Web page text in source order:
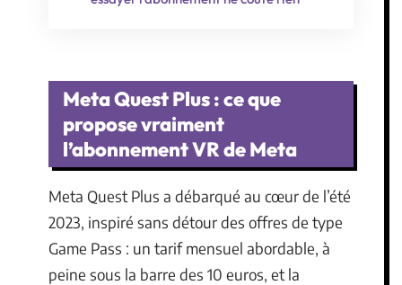
Meta Quest Plus : ce que
propose vraiment
l’abonnement VR de Meta
Meta Quest Plus a débarqué au cœur de l’été
2023, inspiré sans détour des offres de type
Game Pass : un tarif mensuel abordable, à
peine sous la barre des 10 euros, et la